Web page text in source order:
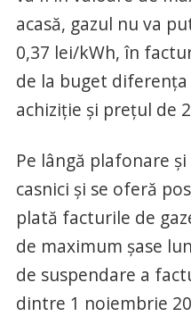
acasă, gazul nu va
0,37 lei/kWh, în
de la buget
achiziție și prețul de
Pe lângă plafonare
casnici și se oferă
plată facturile de
de maximum șase
de suspendare a
dintre 1 noiembrie